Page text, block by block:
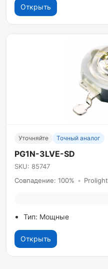
Открыть
Уточняйте Точный аналог
PG1N-3LVE-SD
SKU: 85747
Совпадение: 100% • Prolight
Тип: Мощные
Открыть